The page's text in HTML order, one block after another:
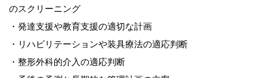
のスクリーニング
・発達支援や教育支援の適切な計画
・リハビリテーションや装具療法の適応判断
・整形外科的介入の適応判断